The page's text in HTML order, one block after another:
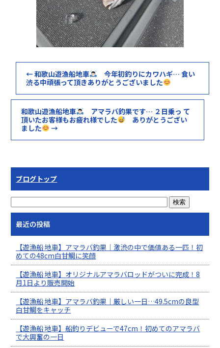
←和歌山遊漁船地車
今年初釣りにカワハギ… 食い
渋る中頑張って頂きありがとうございました
和歌山遊漁船地車
アマラバ釣果です… ２日乗っ て
頂いたお客様もお疲れ様でした
ありがとうござい
ました
→
ブログトップ
最近の投稿
【遊漁船 地車】アマラバ釣果｜激渋の中で価値ある一匹！初
めての48cm白甘鯛に笑顔
【遊漁船 地車】オリジナルアマラバロッドがついに完成！8
月1日より販売開始
【遊漁船 地車】アマラバ釣果｜厳しい一日…49.5cmの良型
白甘鯛をキャッチ
【遊漁船 地車】船釣りデビューで47cm！初めてのアマラバ
で大興奮の一日